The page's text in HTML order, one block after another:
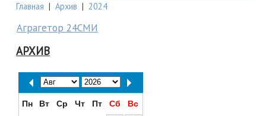
Главная | Архив | 2024
Аграгетор 24СМИ
АРХИВ
Пн Вт Ср Чт Пт Сб
Вс